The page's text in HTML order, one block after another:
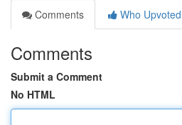
Comments
Who Upvoted
Comments
Submit a Comment
No HTML